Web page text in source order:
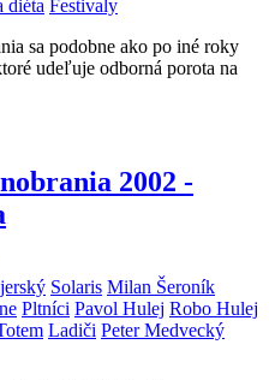
diéta Festivaly
sa podobne ako po iné roky
udeľuje odborná porota na
2002 -
Solaris Milan Šeroník
Pltníci Pavol Hulej Robo Hulej
Ladiči Peter Medvecký